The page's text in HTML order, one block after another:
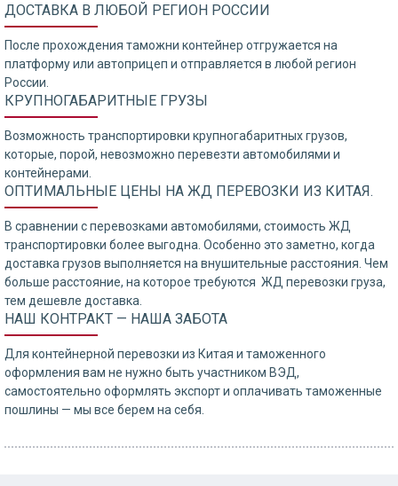
ДОСТАВКА В ЛЮБОЙ РЕГИОН РОССИИ
После прохождения таможни контейнер отгружается на
платформу или автоприцеп и отправляется в любой регион
России.
КРУПНОГАБАРИТНЫЕ ГРУЗЫ
Возможность транспортировки крупногабаритных грузов,
которые, порой, невозможно перевезти автомобилями и
контейнерами.
ОПТИМАЛЬНЫЕ ЦЕНЫ НА ЖД ПЕРЕВОЗКИ ИЗ КИТАЯ.
В сравнении с перевозками автомобилями, стоимость ЖД
транспортировки более выгодна. Особенно это заметно, когда
доставка грузов выполняется на внушительные расстояния. Чем
больше расстояние, на которое требуются ЖД перевозки груза,
тем дешевле доставка.
НАШ КОНТРАКТ — НАША ЗАБОТА
Для контейнерной перевозки из Китая и таможенного
оформления вам не нужно быть участником ВЭД,
самостоятельно оформлять экспорт и оплачивать таможенные
пошлины — мы все берем на себя.